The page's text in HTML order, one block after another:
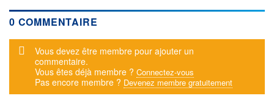
0 COMMENTAIRE
Message d'alerte
Vous devez être membre pour ajouter un
commentaire.
Vous êtes déjà membre ? Connectez-vous
Pas encore membre ? Devenez membre gratuitement